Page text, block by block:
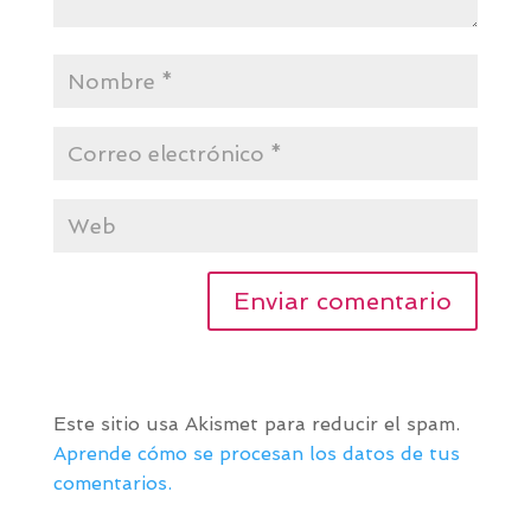
Este sitio usa Akismet para reducir el spam.
Aprende cómo se procesan los datos de tus
comentarios.